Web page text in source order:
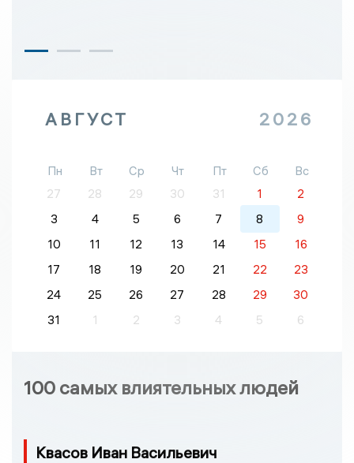
АВГУСТ 2026
Пн Вт Ср Чт Пт Сб
Вс
27
28 29 30 31 1
2
3
4 5 6 7 8
9
10
11 12 13 14 15
16
17
18 19 20 21 22
23
24
25 26 27 28 29
30
31
1 2 3 4 5 6
100 самых влиятельных людей
Квасов Иван Васильевич